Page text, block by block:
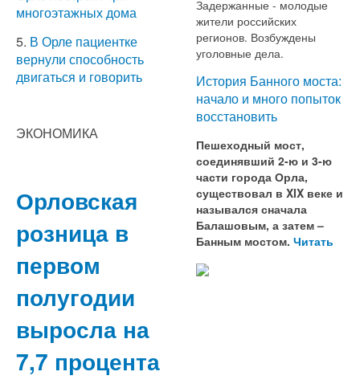
многоэтажных дома
5. В Орле пациентке
вернули способность
двигаться и говорить
ЭКОНОМИКА
Орловская
розница в
первом
полугодии
выросла на
7,7 процента
Задержанные - молодые
жители российских
регионов. Возбуждены
уголовные дела.
История Банного моста:
начало и много попыток
восстановить
Пешеходный мост,
соединявший 2-ю и 3-ю
части города Орла,
существовал в XIX веке и
назывался сначала
Балашовым, а затем –
Банным мостом. Читать